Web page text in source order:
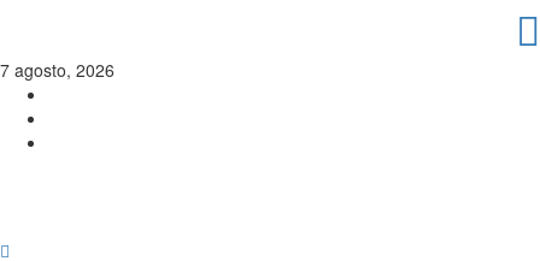
7 agosto, 2026